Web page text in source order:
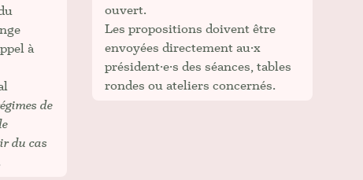
à
de
du cas
ouvert.
Les propositions doivent être
envoyées directement au·x
président·e·s des séances, tables
rondes ou ateliers concernés.